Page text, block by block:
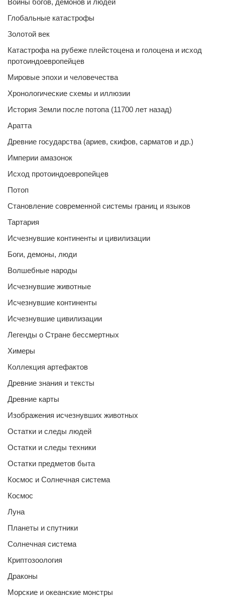
Войны богов, демонов и людей
Глобальные катастрофы
Золотой век
Катастрофа на рубеже плейстоцена и голоцена и исход
протоиндоевропейцев
Мировые эпохи и человечества
Хронологические схемы и иллюзии
История Земли после потопа (11700 лет назад)
Аратта
Древние государства (ариев, скифов, сарматов и др.)
Империи амазонок
Исход протоиндоевропейцев
Потоп
Становление современной системы границ и языков
Тартария
Исчезнувшие континенты и цивилизации
Боги, демоны, люди
Волшебные народы
Исчезнувшие животные
Исчезнувшие континенты
Исчезнувшие цивилизации
Легенды о Стране бессмертных
Химеры
Коллекция артефактов
Древние знания и тексты
Древние карты
Изображения исчезнувших животных
Остатки и следы людей
Остатки и следы техники
Остатки предметов быта
Космос и Солнечная система
Космос
Луна
Планеты и спутники
Солнечная система
Криптозоология
Драконы
Морские и океанские монстры